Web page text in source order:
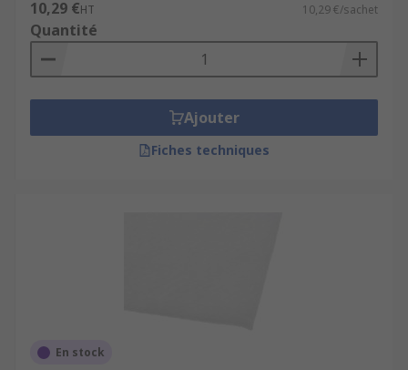
10,29 €HT 10,29 €/sachet
Quantité
Ajouter
Fiches techniques
En stock